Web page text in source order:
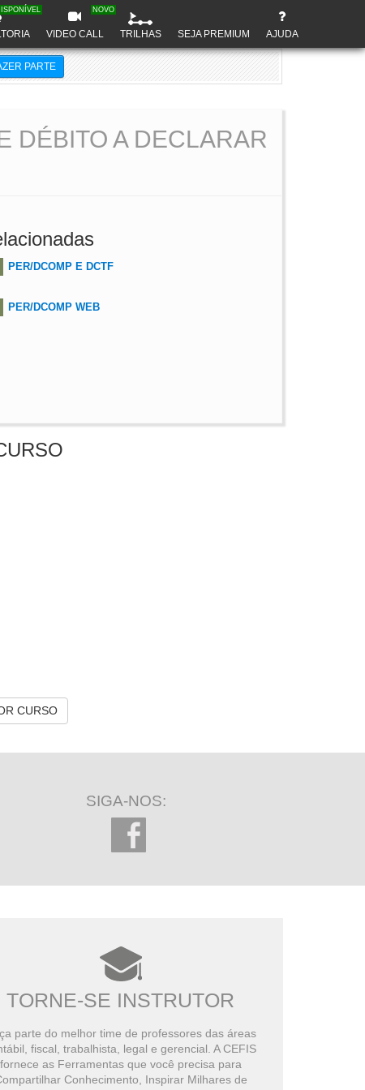
VIDEO CALL
NOVO
TRILHAS SEJA PREMIUM AJUDA
PARTE
DÉBITO A DECLARAR
PER/DCOMP E DCTF
PER/DCOMP WEB
CURSO
SIGA-NOS:
TORNE-SE INSTRUTOR
parte do melhor time de professores das áreas
fiscal, trabalhista, legal e gerencial. A CEFIS
fornece as Ferramentas que você precisa para
Conhecimento, Inspirar Milhares de